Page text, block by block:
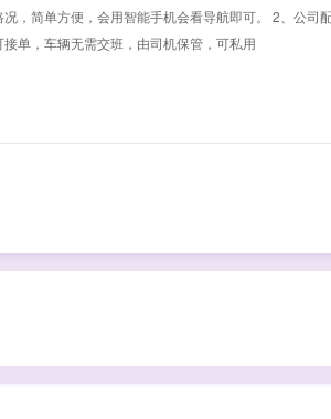
，简单方便，会用智能手机会看导航即可。 2、公司
单，车辆无需交班，由司机保管，可私用